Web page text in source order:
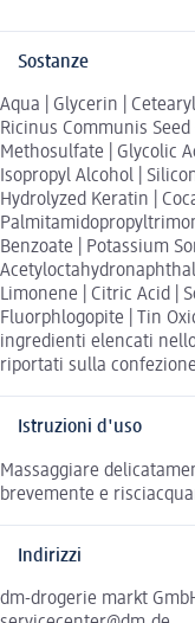
Sostanze
Aqua | Glycerin |
Ricinus Communis
Methosulfate | Glycolic
Isopropyl Alcohol |
Hydrolyzed Keratin |
Benzoate | Potassium
Limonene | Citric Acid |
Fluorphlogopite | Tin
ingredienti elencati
riportati sulla
Istruzioni d'uso
Massaggiare
brevemente e
Indirizzi
dm-drogerie markt